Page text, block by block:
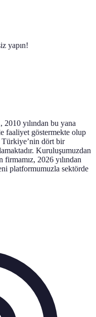
yapın!
yılından bu yana
faaliyet göstermekte olup
dört bir
Kuruluşumuzdan
firmamız, 2026 yılından
platformumuzla sektörde